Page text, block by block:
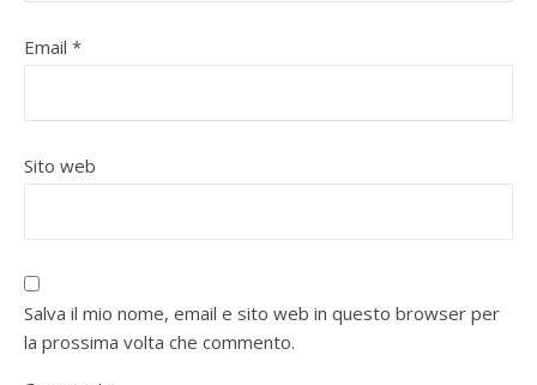
Email *
Sito web
Salva il mio nome, email e sito web in questo browser per
la prossima volta che commento.